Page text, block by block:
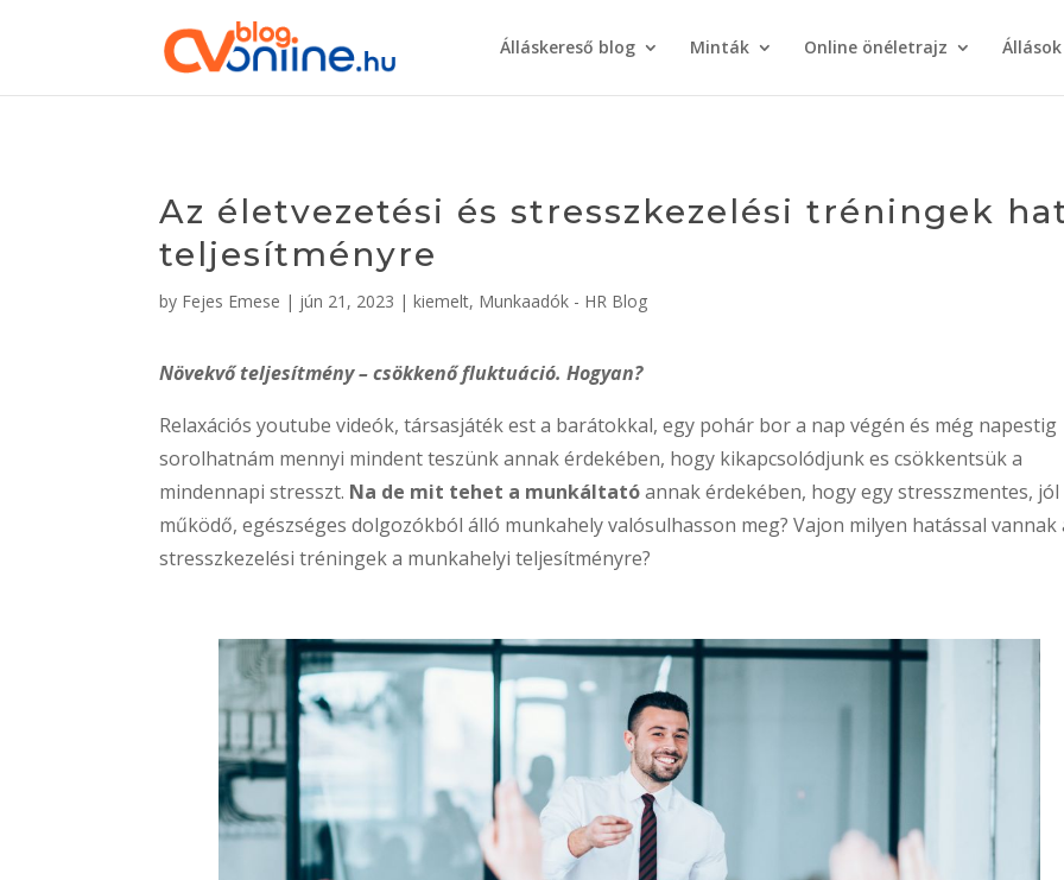
Álláskereső blog Minták Online önéletrajz Állások
Az életvezetési és stresszkezelési tréningek
teljesítményre
by Fejes Emese | jún 21, 2023 |kiemelt, Munkaadók - HR Blog
Növekvő teljesítmény – csökkenő fluktuáció. Hogyan?
Relaxációs youtube videók, társasjáték est a barátokkal, egy pohár bor a nap végén és még napestig
sorolhatnám mennyi mindent teszünk annak érdekében, hogy kikapcsolódjunk es csökkentsük a
mindennapi stresszt. Na de mit tehet a munkáltatóannak érdekében, hogy egy stresszmentes, jól
működő, egészséges dolgozókból álló munkahely valósulhasson meg? Vajon milyen hatással vannak
stresszkezelési tréningek a munkahelyi teljesítményre?